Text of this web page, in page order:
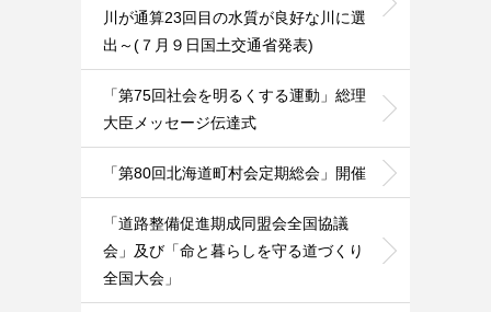
川が通算23回目の水質が良好な川に選
出～(７月９日国土交通省発表)
「第75回社会を明るくする運動」総理
大臣メッセージ伝達式
「第80回北海道町村会定期総会」開催
「道路整備促進期成同盟会全国協議
会」及び「命と暮らしを守る道づくり
全国大会」